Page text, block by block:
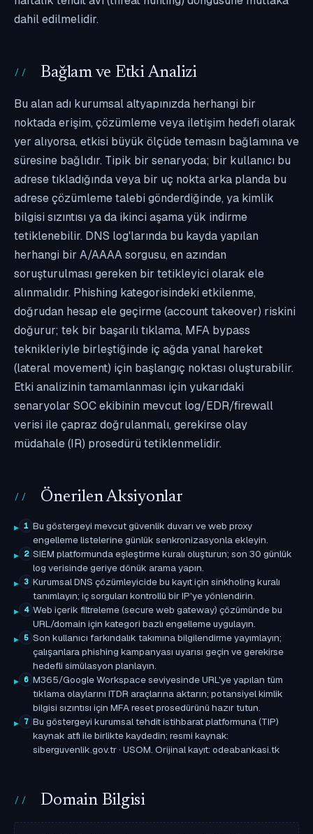
dahil edilmelidir.
Bağlam ve Etki Analizi
Bu alan adı kurumsal altyapınızda herhangi bir
noktada erişim, çözümleme veya iletişim hedefi olarak
yer alıyorsa, etkisi büyük ölçüde temasın bağlamına ve
süresine bağlıdır. Tipik bir senaryoda; bir kullanıcı bu
adrese tıkladığında veya bir uç nokta arka planda bu
adrese çözümleme talebi gönderdiğinde, ya kimlik
bilgisi sızıntısı ya da ikinci aşama yük indirme
tetiklenebilir. DNS log'larında bu kayda yapılan
herhangi bir A/AAAA sorgusu, en azından
soruşturulması gereken bir tetikleyici olarak ele
alınmalıdır. Phishing kategorisindeki etkilenme,
doğrudan hesap ele geçirme (account takeover) riskini
doğurur; tek bir başarılı tıklama, MFA bypass
teknikleriyle birleştiğinde iç ağda yanal hareket
(lateral movement) için başlangıç noktası oluşturabilir.
Etki analizinin tamamlanması için yukarıdaki
senaryolar SOC ekibinin mevcut log/EDR/firewall
verisi ile çapraz doğrulanmalı, gerekirse olay
müdahale (IR) prosedürü tetiklenmelidir.
Önerilen Aksiyonlar
1 Bu göstergeyi mevcut güvenlik duvarı ve web proxy
engelleme listelerine günlük senkronizasyonla ekleyin.
2 SIEM platformunda eşleştirme kuralı oluşturun; son 30 günlük
log verisinde geriye dönük arama yapın.
3 Kurumsal DNS çözümleyicide bu kayıt için sinkholing kuralı
tanımlayın; iç sorguları kontrollü bir IP'ye yönlendirin.
4 Web içerik filtreleme (secure web gateway) çözümünde bu
URL/domain için kategori bazlı engelleme uygulayın.
5 Son kullanıcı farkındalık takımına bilgilendirme yayımlayın;
çalışanlara phishing kampanyası uyarısı geçin ve gerekirse
hedefli simülasyon planlayın.
6 M365/Google Workspace seviyesinde URL'ye yapılan tüm
tıklama olaylarını ITDR araçlarına aktarın; potansiyel kimlik
bilgisi sızıntısı için MFA reset prosedürünü hazır tutun.
7 Bu göstergeyi kurumsal tehdit istihbarat platformuna (TIP)
kaynak atfı ile birlikte kaydedin; resmi kaynak:
siberguvenlik.gov.tr · USOM. Orijinal kayıt: odeabankasi.tk
Domain Bilgisi